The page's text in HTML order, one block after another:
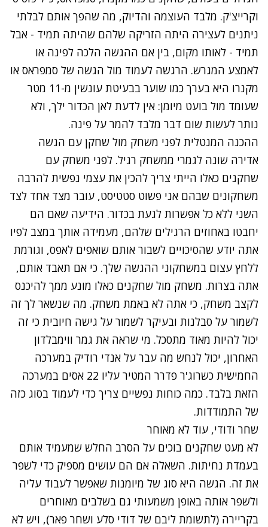
וקרייצ'ק. מלבד העוצמה והדיוק, מה שהפך אותם לבלתי
ניתנים לעצירה היתה הזריקה שלהם שהיתה תמיד - אבל
תמיד - לאותו מקום, בין אם ההגשה הלכה לפינה או
לאמצע המגרש. הרגשה לעמוד מול הגשה של סמפראס או
מקנרו היא בערך כמו שוער בבעיטת עונשין מ-11 מטר
שעומד מול בועט מיומן: אין לדעת לאן הכדור ילך, ולא
נותר לעשות שום דבר מלבד להמר על פינה.
ההכנה המנטלית לפני משחק מול שחקן עם הגשה
אדירה שונה לגמרי ממשחק רגיל. לפני משחק עם
שחקנים כאלו הייתי צריך להכין את עצמי נפשית להרבה
משחקונים שבהם אני פשוט סטטיסט, עובר מצד אחד לצד
השני ללא כל אפשרות לגעת בכדור. הידיעה שאם הם
יחבטו באחוזים הרגילים שלהם, מעמידה אותך במצב לפיו
אתה יודע שהסיכויים לשבור אותם שואפים לאפס, וגורמת
ללחץ עצום במשחקוני ההגשה שלך. כי אם תאבד אותם,
אתה בצרות. משחק מול שחקנים כאלו מונע ממך להיכנס
לקצב משחק, כי אתה לא באמת משחק. מה שנשאר לך זה
לשמור על סבלנות ובעיקר לשמור על גישה חיובית כי זה
יכול להיות מאוד מתסכל. מי שראה את גמר ווימבלדון
האחרון, יכול לנחש מה עבר על אנדי רודיק במערכה
החמישית כשרוג'ר פדרר המטיר עליו 22 אסים במערכה
הזאת בלבד. כמה כוחות נפשיים צריך כדי לעמוד בסוג כזה
של התמודדות.
שחר ודודי, עוד לא מאוחר
לא מעט שחקנים בוכים על הסרב החלש שמעמיד אותם
בעמדת נחיתות. השאלה אם הם עושים מספיק כדי לשפר
את זה. הגשה היא סוג של מיומנות שאפשר לעבוד עליה
ולשפר אותה באופן משמעותי גם בשלבים מאוחרים
בקריירה (לתשומת ליבם של דודי סלע ושחר פאר), ויש לא